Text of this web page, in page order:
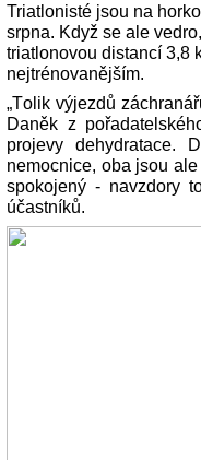
Triatlonisté jsou na
srpna. Když se ale
triatlonovou distancí 3,8
nejtrénovanějším.
„Tolik výjezdů
Daněk z
projevy dehydratace.
nemocnice, oba jsou
spokojený - navzdory
účastníků.